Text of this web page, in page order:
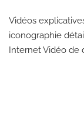
Vidéos
iconographie
Internet Vidéo